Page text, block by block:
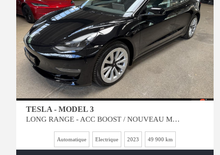
TESLA - MODEL 3
LONG RANGE - ACC BOOST / NOUVEAU MODEL 2023 - INT NOIR
Automatique Electrique 2023 49 900 km